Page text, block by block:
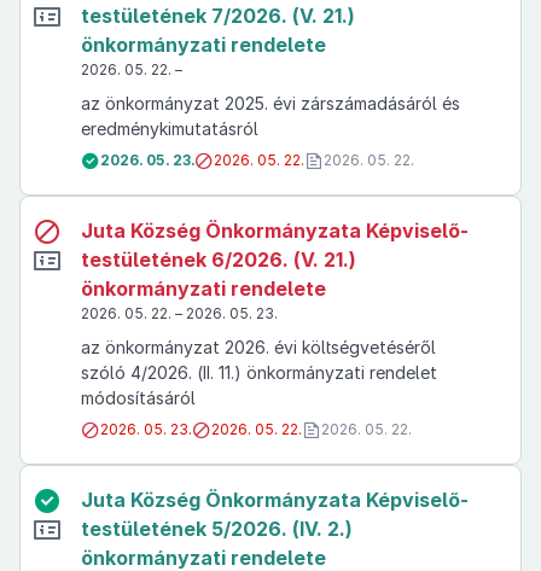
testületének 7/2026. (V. 21.)
önkormányzati rendelete
2026. 05. 22. –
az önkormányzat 2025. évi zárszámadásáról és
eredménykimutatásról
2026. 05. 23. 2026. 05. 22. 2026. 05. 22.
Juta Község Önkormányzata Képviselő-
testületének 6/2026. (V. 21.)
önkormányzati rendelete
2026. 05. 22. – 2026. 05. 23.
az önkormányzat 2026. évi költségvetéséről
szóló 4/2026. (II. 11.) önkormányzati rendelet
módosításáról
2026. 05. 23. 2026. 05. 22. 2026. 05. 22.
Juta Község Önkormányzata Képviselő-
testületének 5/2026. (IV. 2.)
önkormányzati rendelete